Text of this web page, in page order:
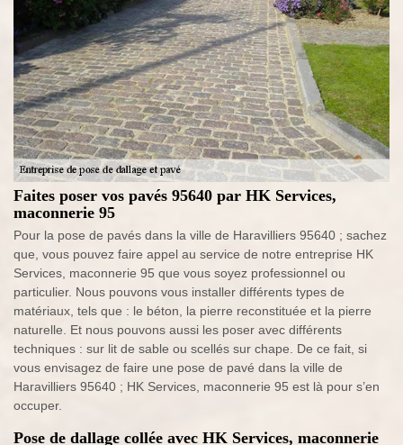
Faites poser vos pavés 95640 par HK Services,
maconnerie 95
Pour la pose de pavés dans la ville de Haravilliers 95640 ; sachez
que, vous pouvez faire appel au service de notre entreprise HK
Services, maconnerie 95 que vous soyez professionnel ou
particulier. Nous pouvons vous installer différents types de
matériaux, tels que : le béton, la pierre reconstituée et la pierre
naturelle. Et nous pouvons aussi les poser avec différents
techniques : sur lit de sable ou scellés sur chape. De ce fait, si
vous envisagez de faire une pose de pavé dans la ville de
Haravilliers 95640 ; HK Services, maconnerie 95 est là pour s’en
occuper.
Pose de dallage collée avec HK Services, maconnerie